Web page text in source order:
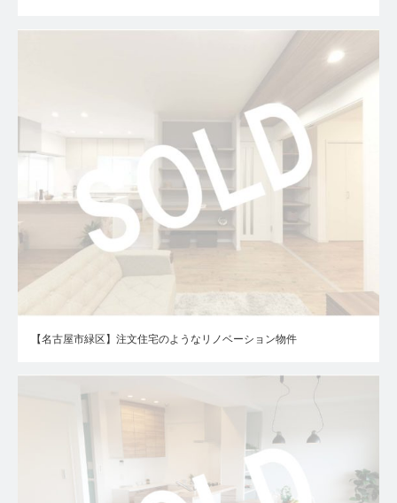
【名古屋市緑区】注文住宅のようなリノベーション物件